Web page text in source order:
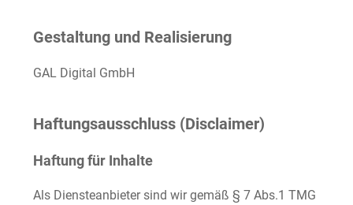
Gestaltung und Realisierung
GAL Digital GmbH
Haftungsausschluss (Disclaimer)
Haftung für Inhalte
Als Diensteanbieter sind wir gemäß § 7 Abs.1 TMG